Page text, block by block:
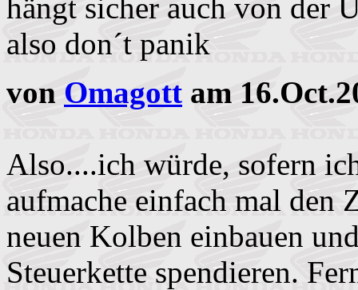
hängt sicher auch von der
also don´t panik
von Omagott am
Also....ich würde, sofern
aufmache einfach mal den
neuen Kolben einbauen
Steuerkette spendieren.